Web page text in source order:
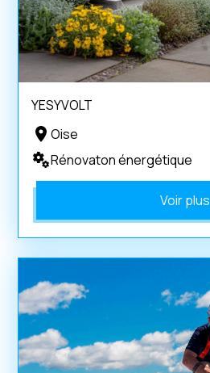
YESYVOLT
Oise
Rénovaton énergétique
Voir plus